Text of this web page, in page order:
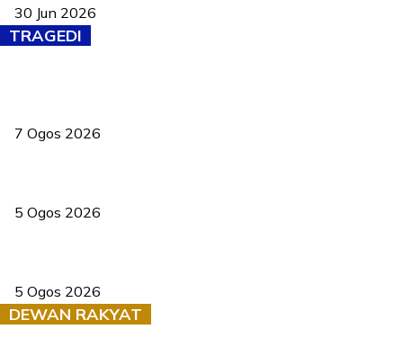
30 Jun 2026
TRAGEDI
7 Ogos 2026
5 Ogos 2026
5 Ogos 2026
DEWAN RAKYAT